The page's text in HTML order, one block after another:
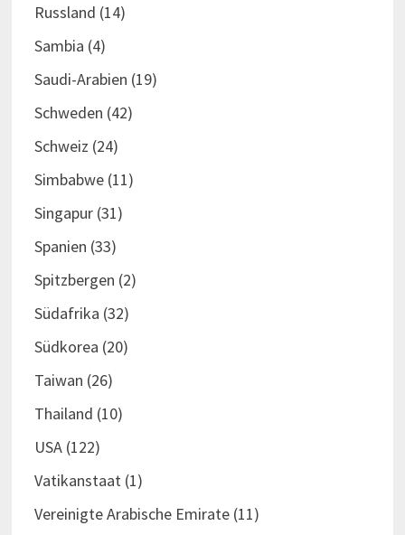
Russland (14)
Sambia (4)
Saudi-Arabien (19)
Schweden (42)
Schweiz (24)
Simbabwe(11)
Singapur(31)
Spanien (33)
Spitzbergen (2)
Südafrika (32)
Südkorea (20)
Taiwan (26)
Thailand (10)
USA(122)
Vatikanstaat(1)
Vereinigte Arabische Emirate(11)